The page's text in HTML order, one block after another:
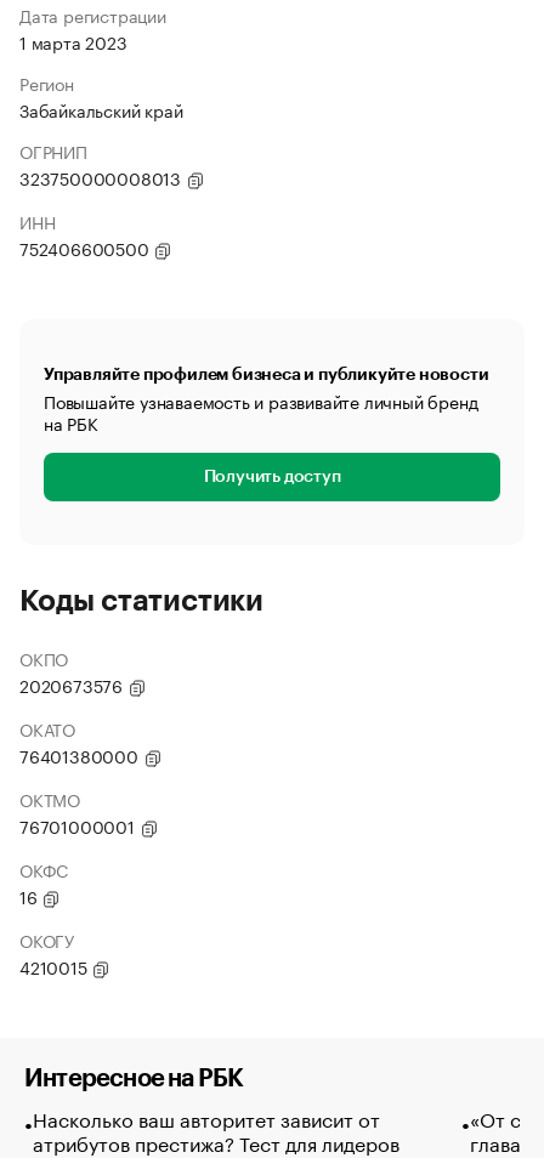
Дата регистрации
1 марта 2023
Регион
Забайкальский край
ОГРНИП
323750000008013
ИНН
752406600500
Управляйте профилем бизнеса и публикуйте новости
Повышайте узнаваемость и развивайте личный бренд
на РБК
Получить доступ
Коды статистики
ОКПО
2020673576
ОКАТО
76401380000
ОКТМО
76701000001
ОКФС
16
ОКОГУ
4210015
Интересное на РБК
Насколько ваш авторитет зависит от
атрибутов престижа? Тест для лидеров
«От
глава